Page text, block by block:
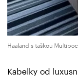
Haaland s taškou
Kabelky od